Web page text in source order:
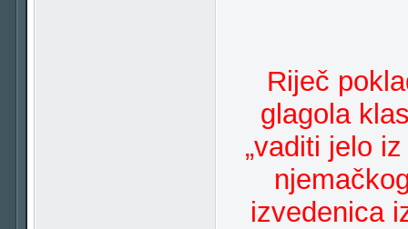
Riječ
glagola
„vaditi jelo
izvedenica